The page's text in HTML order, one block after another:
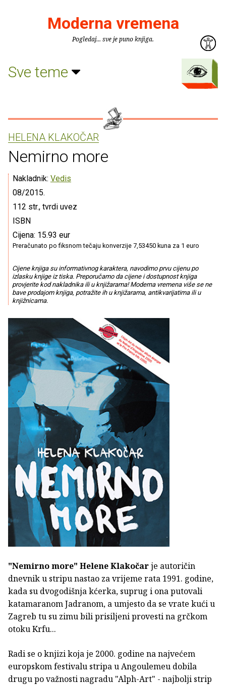
Moderna vremena
Pogledaj... sve je puno knjiga.
Sve teme
HELENA KLAKOČAR
Nemirno more
Nakladnik: Vedis
08/2015.
112 str., tvrdi uvez
ISBN
Cijena: 15.93 eur
Preračunato po fiksnom tečaju konverzije 7,53450 kuna za 1 euro
Cijene knjiga su informativnog karaktera, navodimo prvu cijenu po
izlasku knjige iz tiska. Preporučamo da cijene i dostupnost knjiga
provjerite kod nakladnika ili u knjižarama! Moderna vremena više se ne
bave prodajom knjiga, potražite ih u knjižarama, antikvarijatima ili u
knjižnicama.
"Nemirno more" Helene Klakočarje autoričin
dnevnik u stripu nastao za vrijeme rata 1991. godine,
kada su dvogodišnja kćerka, suprug i ona putovali
katamaranom Jadranom, a umjesto da se vrate kući u
Zagreb tu su zimu bili prisiljeni provesti na grčkom
otoku Krfu...
Radi se o knjizi koja je 2000. godine na najvećem
europskom festivalu stripa u Angoulemeu dobila
drugu po važnosti nagradu "Alph-Art" - najbolji strip